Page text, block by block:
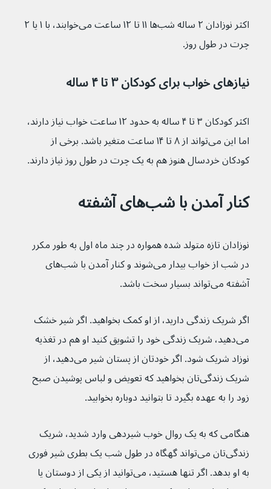
چرت در طول روز.
نیازهای خواب برای کودکان ۳ تا ۴ ساله
اکثر کودکان ۳ تا ۴ ساله به حدود ۱۲ ساعت خواب نیاز دارند،
اما این می‌تواند از ۸ تا ۱۴ ساعت متغیر باشد. برخی از
کودکان خردسال هنوز هم به یک چرت در طول روز نیاز دارند.
کنار آمدن با شب‌های آشفته
نوزادان تازه متولد شده همواره در چند ماه اول به طور مکرر
در شب از خواب بیدار می‌شوند و کنار آمدن با شب‌های
آشفته می‌تواند بسیار سخت باشد.
اگر شریک زندگی دارید، از او کمک بخواهید. اگر شیر خشک
می‌دهید، شریک زندگی خود را تشویق کنید او هم در تغذیه
نوزاد شریک شود. اگر خودتان از پستان شیر می‌دهید، از
شریک زندگی‌تان بخواهید که تعویض و لباس پوشیدن صبح
زود را به عهده بگیرد تا بتوانید دوباره بخوابید.
هنگامی که به یک روال خوب شیردهی وارد شدید، شریک
زندگی‌تان می‌تواند گهگاه در طول شب یک بطری شیر فوری
به او بدهد. اگر تنها هستید، می‌توانید از یکی از دوستان یا